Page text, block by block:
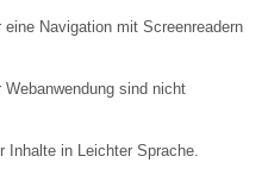
Navigation mit Screenreadern
sind nicht
Inhalte in Leichter Sprache.